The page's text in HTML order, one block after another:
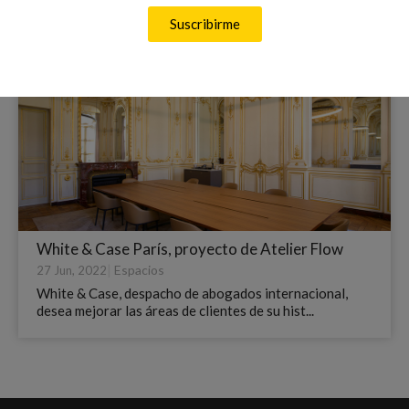
White & Case París, proyecto de Atelier Flow
27 Jun, 2022 Espacios
White & Case, despacho de abogados internacional,
desea mejorar las áreas de clientes de su hist...
Suscribirme